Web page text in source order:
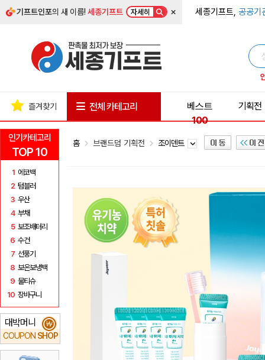
기프트인포의 새 이름!세종기프트 자세히 × 세종기프트, 공공기
인기카테고리
TOP 10
1 에코백
2 텀블러
3 우산
4 부채
5 보조배터리
6 수건
7 선풍기
8 보온보냉백
9 물티슈
10 장바구니
대박머니
COUPON SHOP
₩
즐겨찾기 전체 카테고리
베스트
100
기획전
홈 브랜드덤 기획전 조이덴트